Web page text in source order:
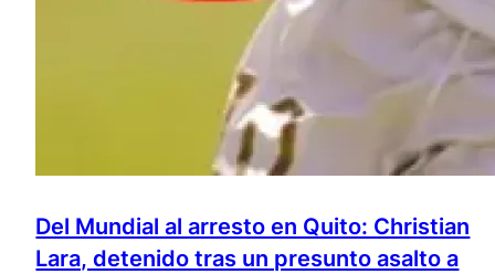
Del Mundial al arresto en Quito: Christian
Lara, detenido tras un presunto asalto a